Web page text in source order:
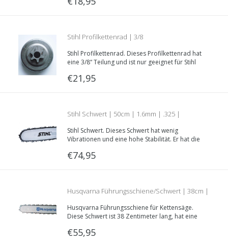
Teilung. Artikelnummer Oregon
Stihl Profilkettenrad | 3/8
Stihl Profilkettenrad. Dieses Profilkettenrad hat
eine 3/8“ Teilung und ist nur geeignet für Stihl
€21,95
Stihl Schwert | 50cm | 1.6mm | .325 |
Rollomatic E | Artikelnummer 3003 008 6821
Stihl Schwert. Dieses Schwert hat wenig
Vibrationen und eine hohe Stabilität. Er hat die
.325 Teilung.
€74,95
Husqvarna Führungsschiene/Schwert | 38cm |
1.5mm | .325 | 508 91 21 64
Husqvarna Führungsschiene für Kettensäge.
Diese Schwert ist 38 Zentimeter lang, hat eine
€55,95